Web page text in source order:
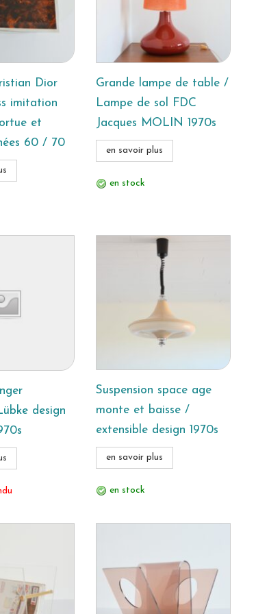
Dior
imitation
et
60 / 70
Grande lampe de table /
Lampe de sol FDC
Jacques MOLIN 1970s
en savoir plus
en stock
design
Suspension space age
monte et baisse /
extensible design 1970s
en savoir plus
en stock